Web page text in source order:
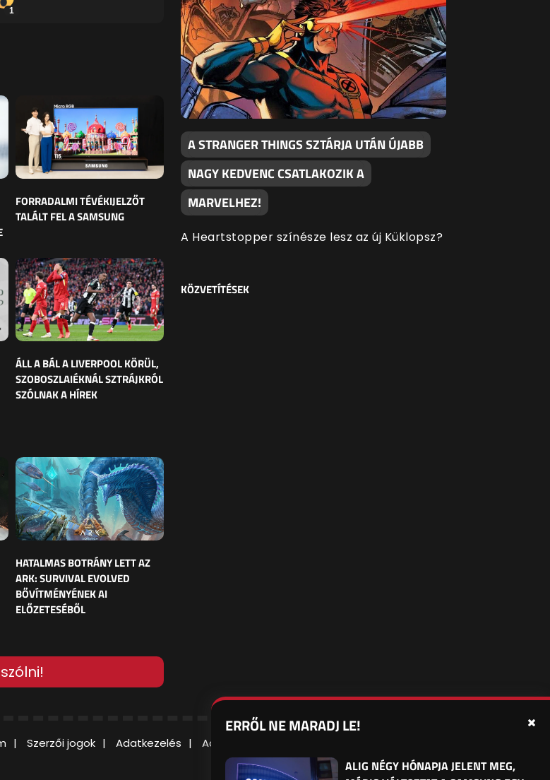
1
FORRADALMI TÉVÉKIJELZŐT
TALÁLT FEL A SAMSUNG
ÁLL A BÁL A LIVERPOOL KÖRÜL,
SZOBOSZLAIÉKNÁL SZTRÁJKRÓL
SZÓLNAK A HÍREK
HATALMAS BOTRÁNY LETT AZ
ARK: SURVIVAL EVOLVED
BŐVÍTMÉNYÉNEK AI
ELŐZETESÉBŐL
A STRANGER THINGS SZTÁRJA UTÁN ÚJABB
NAGY KEDVENC CSATLAKOZIK A
MARVELHEZ!
A Heartstopper színésze lesz az új Küklopsz?
KÖZVETÍTÉSEK
Szerzői jogok Adatkezelés Adatvédelmi beállítások
Felhasználási Feltételek
ERRŐL NE MARADJ LE!
ALIG NÉGY HÓNAPJA JELENT MEG,